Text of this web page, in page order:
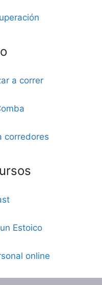
a correr
corredores
Estoico
online